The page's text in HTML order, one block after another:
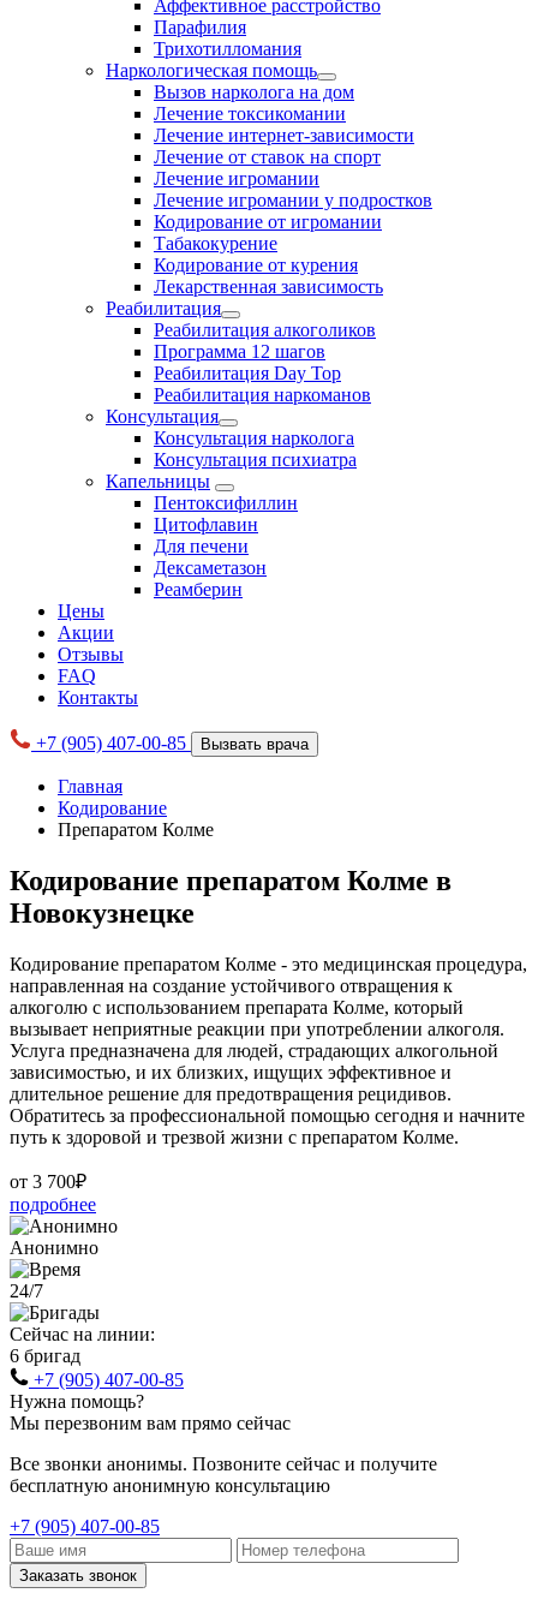
Аффективное расстройство
Парафилия
Трихотилломания
Наркологическая помощь
Вызов нарколога на дом
Лечение токсикомании
Лечение интернет-зависимости
Лечение от ставок на спорт
Лечение игромании
Лечение игромании у подростков
Кодирование от игромании
Табакокурение
Кодирование от курения
Лекарственная зависимость
Реабилитация
Реабилитация алкоголиков
Программа 12 шагов
Реабилитация Day Top
Реабилитация наркоманов
Консультация
Консультация нарколога
Консультация психиатра
Капельницы
Пентоксифиллин
Цитофлавин
Для печени
Дексаметазон
Реамберин
Цены
Акции
Отзывы
FAQ
Контакты
+7 (905) 407-00-85 Вызвать врача
Главная
Кодирование
Препаратом Колме
Кодирование препаратом Колме в
Новокузнецке
Кодирование препаратом Колме - это медицинская процедура,
направленная на создание устойчивого отвращения к
алкоголю с использованием препарата Колме, который
вызывает неприятные реакции при употреблении алкоголя.
Услуга предназначена для людей, страдающих алкогольной
зависимостью, и их близких, ищущих эффективное и
длительное решение для предотвращения рецидивов.
Обратитесь за профессиональной помощью сегодня и начните
путь к здоровой и трезвой жизни с препаратом Колме.
от 3 700₽
подробнее
Анонимно
24/7
Сейчас на линии:
6 бригад
+7 (905) 407-00-85
Нужна помощь?
Мы перезвоним вам прямо сейчас
Все звонки анонимы. Позвоните сейчас и получите
бесплатную анонимную консультацию
+7 (905) 407-00-85
Заказать звонок